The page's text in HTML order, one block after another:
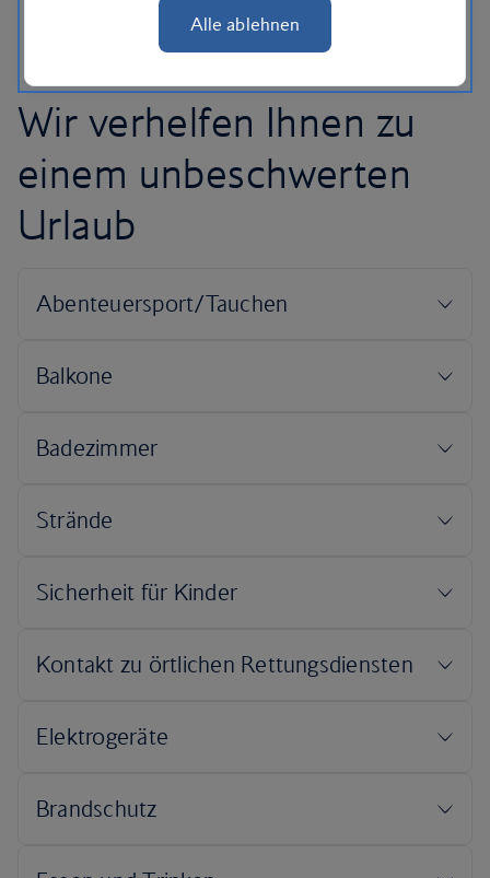
Trinken Sie verantwortungsbewusst.
Wir verhelfen Ihnen zu
einem unbeschwerten
Urlaub
Alle ablehnen